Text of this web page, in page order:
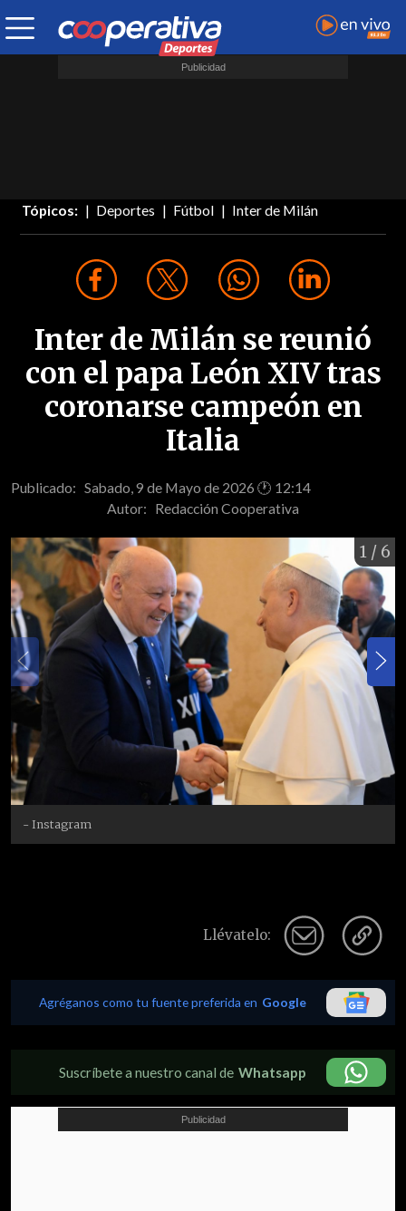
Tópicos: Deportes Fútbol Inter de Milán
Inter de Milán se reunió
con el papa León XIV tras
coronarse campeón en
Italia
Publicado: Sabado, 9 de Mayo de 2026 🕐 12:14
Autor: Redacción Cooperativa
1 / 6
- Instagram
Llévatelo:
Agréganos como tu fuente preferida en Google
Suscríbete a nuestro canal de Whatsapp